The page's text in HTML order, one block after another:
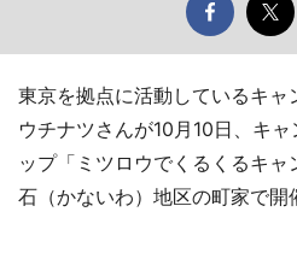
東京を拠点に活動しているキャ
ウチナツさんが10月10日、キ
ップ「ミツロウでくるくるキ
石（かないわ）地区の町家で開